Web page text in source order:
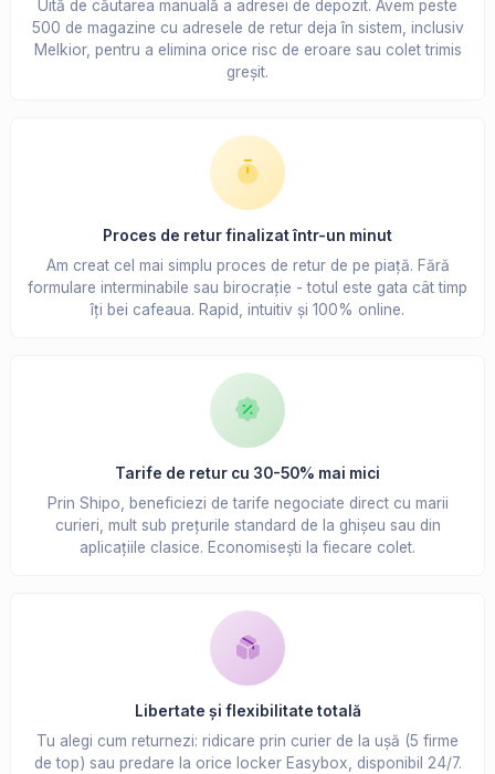
Uită de căutarea manuală a adresei de depozit. Avem peste
500 de magazine cu adresele de retur deja în sistem, inclusiv
Melkior, pentru a elimina orice risc de eroare sau colet trimis
greșit.
Proces de retur finalizat într-un minut
Am creat cel mai simplu proces de retur de pe piață. Fără
formulare interminabile sau birocrație - totul este gata cât timp
îți bei cafeaua. Rapid, intuitiv și 100% online.
Tarife de retur cu 30-50% mai mici
Prin Shipo, beneficiezi de tarife negociate direct cu marii
curieri, mult sub prețurile standard de la ghișeu sau din
aplicațiile clasice. Economisești la fiecare colet.
Libertate și flexibilitate totală
Tu alegi cum returnezi: ridicare prin curier de la ușă (5 firme
de top) sau predare la orice locker Easybox, disponibil 24/7.